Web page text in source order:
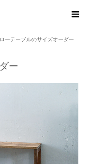
ローテーブルのサイズオーダー
ー